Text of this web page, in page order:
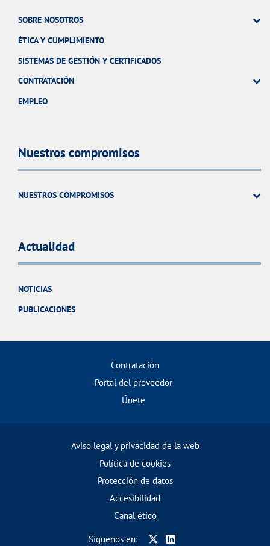
SOBRE NOSOTROS
ÉTICA Y CUMPLIMIENTO
SISTEMAS DE GESTIÓN Y CERTIFICADOS
CONTRATACIÓN
EMPLEO
Nuestros compromisos
NUESTROS COMPROMISOS
Actualidad
NOTICIAS
PUBLICACIONES
Contratación
Portal del proveedor
Únete
Aviso legal y privacidad de la web
Política de cookies
Protección de datos
Accesibilidad
Canal ético
Síguenos en: